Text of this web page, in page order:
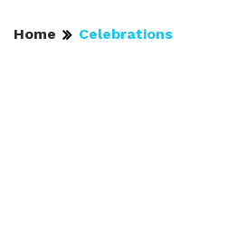
Home Celebrations